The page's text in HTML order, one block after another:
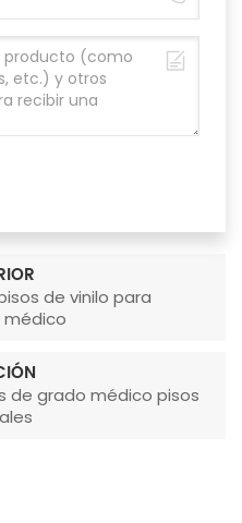
de vinilo para
de grado médico pisos